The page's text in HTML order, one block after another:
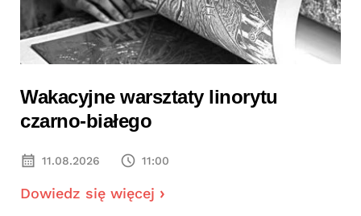
Wakacyjne warsztaty linorytu
czarno-białego
11.08.2026 11:00
Dowiedz się więcej